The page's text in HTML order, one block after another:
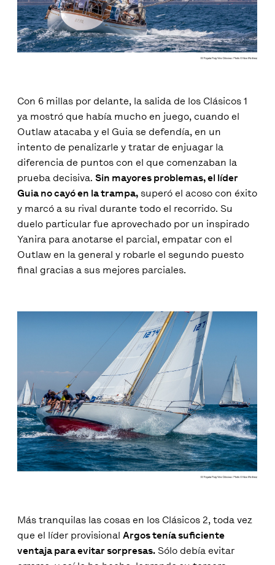
Con 6 millas por delante, la salida de los Clásicos 1
ya mostró que había mucho en juego, cuando el
Outlaw atacaba y el Guia se defendía, en un
intento de penalizarle y tratar de enjuagar la
diferencia de puntos con el que comenzaban la
prueba decisiva.Sin mayores problemas, el líder
Guia no cayó en la trampa,superó el acoso con éxito
y marcó a su rival durante todo el recorrido. Su
duelo particular fue aprovechado por un inspirado
Yanira para anotarse el parcial, empatar con el
Outlaw en la general y robarle el segundo puesto
final gracias a sus mejores parciales.
Más tranquilas las cosas en los Clásicos 2, toda vez
que el líder provisionalArgos tenía suficiente
ventaja para evitar sorpresas. Sólo debía evitar